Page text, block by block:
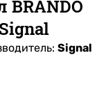
BRANDO
Signal